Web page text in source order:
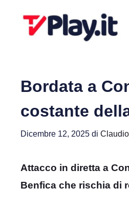
Bordata a
costante
Dicembre 12, 2025 di
Attacco in diretta a
Benfica che rischia di